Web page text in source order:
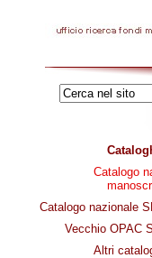
Catalogo
Catalogo nazionale
Vecchio OPAC
Altri